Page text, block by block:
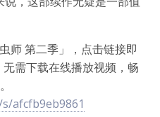
师 第二季」，点击链接即
需下载在线播放视频，畅
afcfb9eb9861